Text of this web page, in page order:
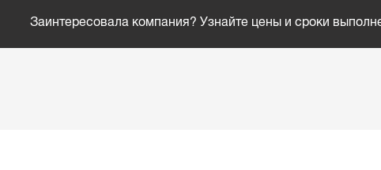
Заинтересовала компания? Узнайте цены и сроки